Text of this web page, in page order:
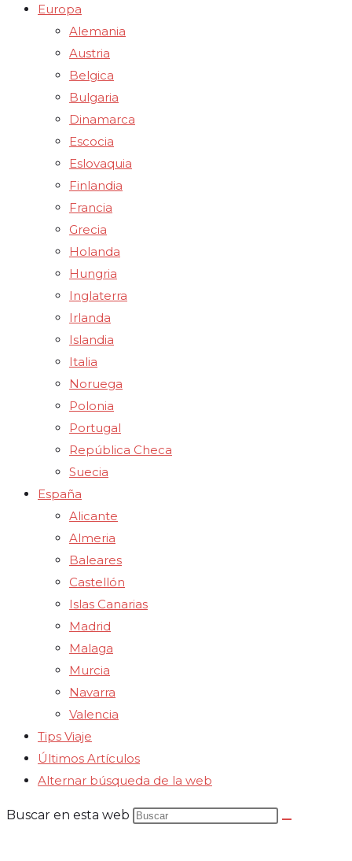
Europa
Alemania
Austria
Belgica
Bulgaria
Dinamarca
Escocia
Eslovaquia
Finlandia
Francia
Grecia
Holanda
Hungria
Inglaterra
Irlanda
Islandia
Italia
Noruega
Polonia
Portugal
República Checa
Suecia
España
Alicante
Almeria
Baleares
Castellón
Islas Canarias
Madrid
Malaga
Murcia
Navarra
Valencia
Tips Viaje
Últimos Artículos
Alternar búsqueda de la web
Buscar en esta web